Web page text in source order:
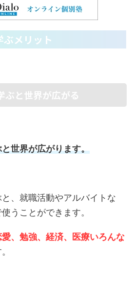
メリット
ぶと世界が広がる
世界が広がります。
、就職活動やアルバイトな
うことができます。
、勉強、経済、医療いろんな